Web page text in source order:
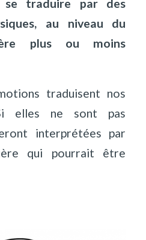
se traduire par des
au niveau du
plus ou moins
traduisent nos
elles ne sont pas
interprétées par
qui pourrait être